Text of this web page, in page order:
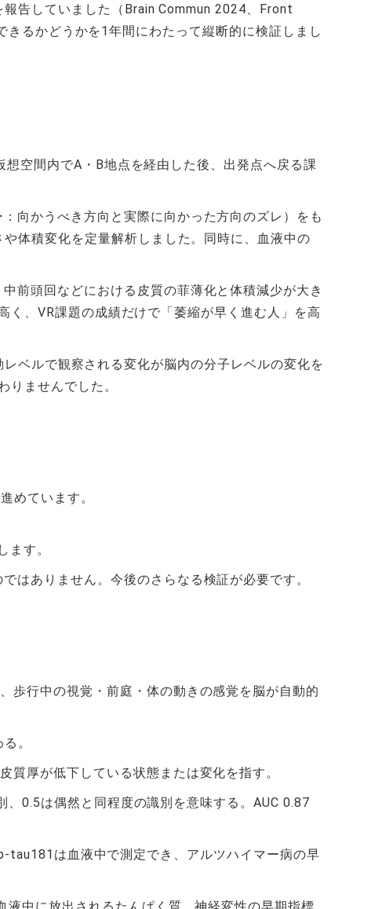
告していました（Brain Commun 2024、Front
るかどうかを1年間にわたって縦断的に検証しまし
空間内でA・B地点を経由した後、出発点へ戻る課
向かうべき方向と実際に向かった方向のズレ）をも
体積変化を定量解析しました。同時に、血液中の
前頭回などにおける皮質の菲薄化と体積減少が大き
く、VR課題の成績だけで「萎縮が早く進む人」を高
ベルで観察される変化が脳内の分子レベルの変化を
りませんでした。
めています。
ます。
はありません。今後のさらなる検証が必要です。
歩行中の視覚・前庭・体の動きの感覚を脳が自動的
。
厚が低下している状態または変化を指す。
0.5は偶然と同程度の識別を意味する。AUC 0.87
tau181は血液中で測定でき、アルツハイマー病の早
中に放出されるたんぱく質。神経変性の早期指標